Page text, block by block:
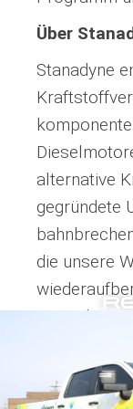
Über
Stanadyne
alternative
gegründete
die unsere
effizient
seinen